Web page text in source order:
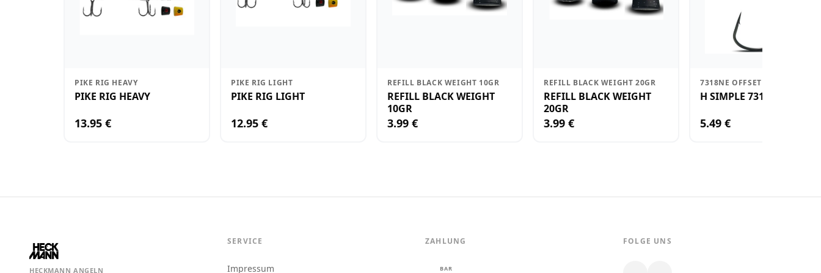
PIKE RIG HEAVY
PIKE RIG HEAVY
13.95 €
PIKE RIG LIGHT
PIKE RIG LIGHT
12.95 €
REFILL BLACK WEIGHT 10GR
REFILL BLACK WEIGHT
10GR
3.99 €
REFILL BLACK WEIGHT 20GR
REFILL BLACK WEIGHT
20GR
3.99 €
7318NE OFFSET CHEBOO®
H SIMPLE 7318 N 2 X6
5.49 €
HECKMANN ANGELN
SERVICE
Impressum
ZAHLUNG
BAR
FOLGE UNS